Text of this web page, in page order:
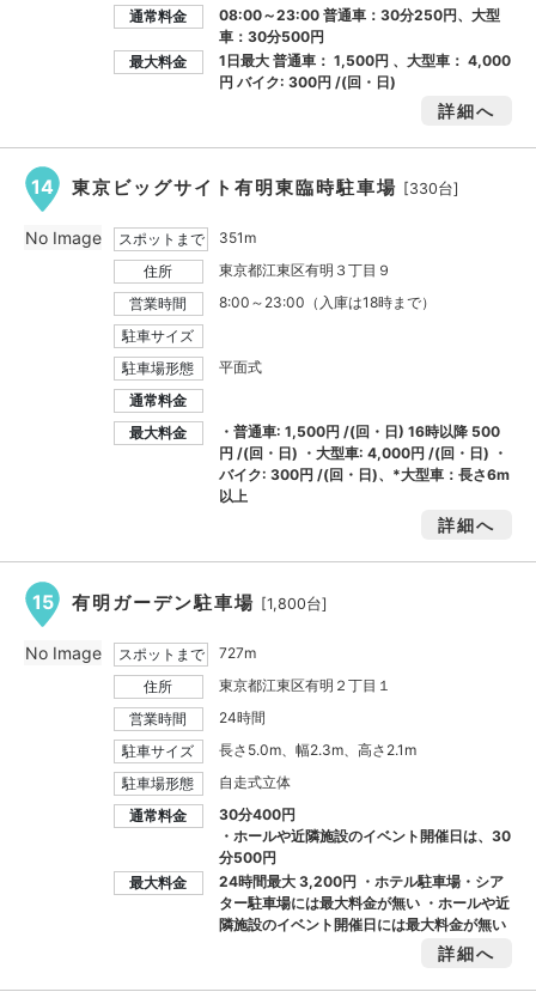
通常料金
08:00～23:00 普通車：30分250円、大型
車：30分500円
最大料金
1日最大 普通車：1,500円 、大型車：4,000
円バイク:300円/(回・日)
詳細へ
14 東京ビッグサイト有明東臨時駐車場 [330台]
スポットまで
351m
住所
東京都江東区有明３丁目９
営業時間
8:00～23:00（入庫は18時まで）
駐車サイズ
駐車場形態
平面式
通常料金
最大料金
・普通車:1,500円/(回・日) 16時以降 500
円/(回・日) ・大型車:4,000円/(回・日) ・
バイク:300円/(回・日)、*大型車：長さ6m
以上
詳細へ
No Image
15 有明ガーデン駐車場 [1,800台]
スポットまで
727m
住所
東京都江東区有明２丁目１
営業時間
24時間
駐車サイズ
長さ5.0m、幅2.3m、高さ2.1m
駐車場形態
自走式立体
通常料金
30分400円
・ホールや近隣施設のイベント開催日は、30
分500円
最大料金
24時間最大3,200円 ・ホテル駐車場・シア
ター駐車場には最大料金が無い ・ホールや近
隣施設のイベント開催日には最大料金が無い
詳細へ
No Image